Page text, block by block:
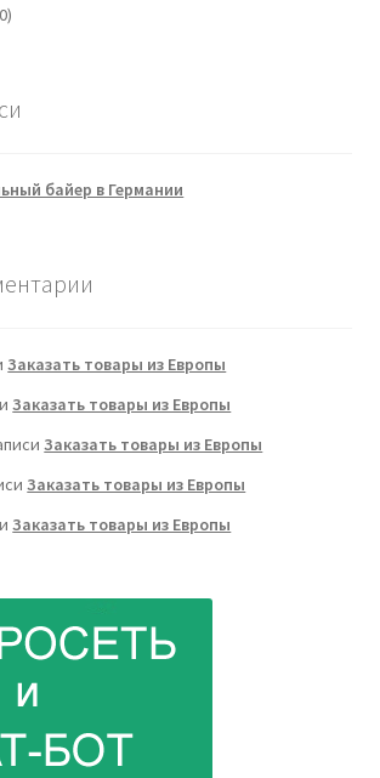
14700
байер в Германии
Заказать товары из Европы
Заказать товары из Европы
Заказать товары из Европы
Заказать товары из Европы
Заказать товары из Европы